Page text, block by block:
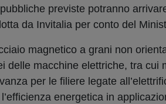
previste potranno
da Invitalia per conto del
magnetico a grani non
delle macchine elettriche, tra cui
per le filiere legate
energetica in